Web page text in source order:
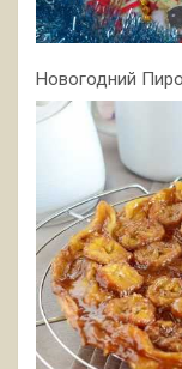
Новогодний